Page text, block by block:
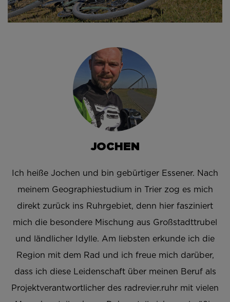
JOCHEN
Ich heiße Jochen und bin gebürtiger Essener. Nach
meinem Geographiestudium in Trier zog es mich
direkt zurück ins Ruhrgebiet, denn hier fasziniert
mich die besondere Mischung aus Großstadttrubel
und ländlicher Idylle. Am liebsten erkunde ich die
Region mit dem Rad und ich freue mich darüber,
dass ich diese Leidenschaft über meinen Beruf als
Projektverantwortlicher des radrevier.ruhr mit vielen